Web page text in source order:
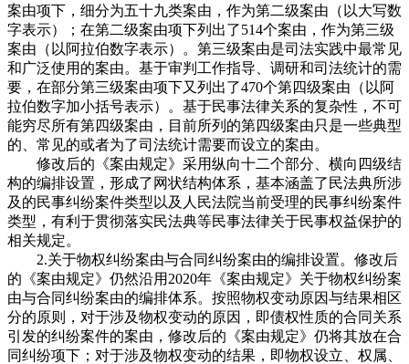
案由项下，细分为五十九类案由，作为第二级案由（以大写数
字表示）；在第二级案由项下列出了514个案由，作为第三级
案由（以阿拉伯数字表示）。第三级案由是司法实践中最常见
和广泛使用的案由。基于审判工作指导、调研和司法统计的需
要，在部分第三级案由项下又列出了470个第四级案由（以阿
拉伯数字加小括号表示）。基于民事法律关系的复杂性，不可
能穷尽所有第四级案由，目前所列的第四级案由只是一些典型
的、常见的或者为了司法统计需要而设立的案由。
修改后的《案由规定》采用纵向十二个部分、横向四级结
构的编排设置，形成了网状结构体系，基本涵盖了民法典所涉
及的民事纠纷案件类型以及人民法院当前受理的民事纠纷案件
类型，有利于贯彻落实民法典等民事法律关于民事权益保护的
相关规定。
2.关于物权纠纷案由与合同纠纷案由的编排设置。修改后
的《案由规定》仍然沿用2020年《案由规定》关于物权纠纷案
由与合同纠纷案由的编排体系。按照物权变动原因与结果相区
分的原则，对于涉及物权变动的原因，即债权性质的合同关系
引发的纠纷案件的案由，修改后的《案由规定》仍将其放在合
同纠纷项下；对于涉及物权变动的结果，即物权设立、权属、